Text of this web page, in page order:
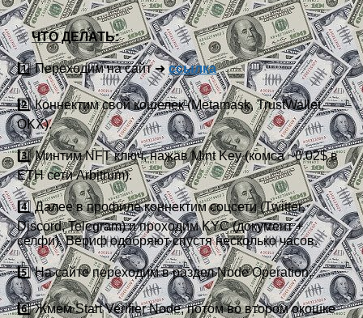
✅ЧТО ДЕЛАТЬ:
1️⃣ Переходим на сайт ➜ссылка
2️⃣ Коннектим свой кошелек (Metamask, TrustWallet,
OKX).
3️⃣ Минтим NFT ключ, нажав Mint Key (комса ~0.02$ в
ETH сети Arbitrum).
4️⃣ Далее в профиле коннектим соцсети (Twitter,
Discord, Telegram) и проходим KYC (документ +
селфи). Вериф одобряют спустя несколько часов.
5️⃣ На сайте переходим в раздел Node Operation.
6️⃣ Жмем Start Verifier Node, потом во втором окошке